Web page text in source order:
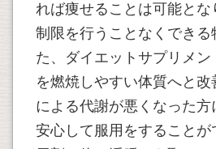
れば痩せることは可能と
制限を行うことなくできる
た、ダイエットサプリメ
を燃焼しやすい体質へと
による代謝が悪くなった方
安心して服用をすることが